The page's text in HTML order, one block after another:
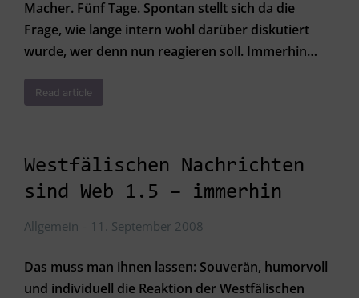
Macher. Fünf Tage. Spontan stellt sich da die
Frage, wie lange intern wohl darüber diskutiert
wurde, wer denn nun reagieren soll. Immerhin…
Read article
Westfälischen Nachrichten
sind Web 1.5 – immerhin
Allgemein 11. September 2008
Das muss man ihnen lassen: Souverän, humorvoll
und individuell die Reaktion der Westfälischen